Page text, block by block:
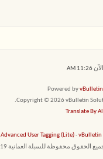
11:26 AM
Powered by
Copyright © 2026 vBulletin
Translate By
Advanced User Tagging (Lite)-vBulletin
الحقوق محفوظة للسبلة العمانية 2019